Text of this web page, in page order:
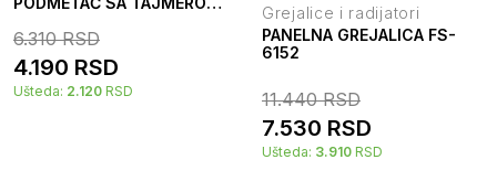
6.310RSD
4.190 RSD
Ušteda: 2.120 RSD
Grejalice i radijatori
PANELNA GREJALICA FS-
6152
11.440RSD
7.530 RSD
Ušteda: 3.910 RSD